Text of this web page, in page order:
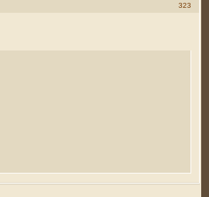
323